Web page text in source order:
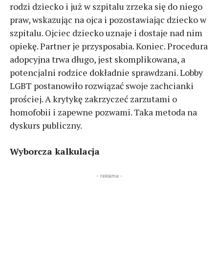
rodzi dziecko i już w szpitalu zrzeka się do niego
praw, wskazując na ojca i pozostawiając dziecko w
szpitalu. Ojciec dziecko uznaje i dostaje nad nim
opiekę. Partner je przysposabia. Koniec. Procedura
adopcyjna trwa długo, jest skomplikowana, a
potencjalni rodzice dokładnie sprawdzani. Lobby
LGBT postanowiło rozwiązać swoje zachcianki
prościej. A krytykę zakrzyczeć zarzutami o
homofobii i zapewne pozwami. Taka metoda na
dyskurs publiczny.
Wyborcza kalkulacja
- reklama -